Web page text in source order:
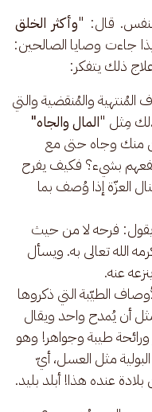
قال: "وأكثر الخلق
جاءت وصايا الصالحين:
ذلك يتفكر:
والمُنقضية والتي
مِثل "المال والجاه"
منك وجاه حتى مع
نفعهم بشيء؟ فكيف يفرح
العزّة إذا وُصف بما
فرحه لا من حيث
الله تعالى به. ويسأل
عنه.
الطيّبة التي ذكروها
أن يُمدح واحد ويقال
طيبة وجواهر! وهو
مثل العسل، أيّ
عنده هذا! أبلد بليد.